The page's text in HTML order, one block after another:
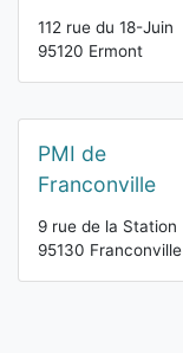
112 rue du 18-Juin
95120 Ermont
PMI de
Franconville
9 rue de la Station
95130 Franconville